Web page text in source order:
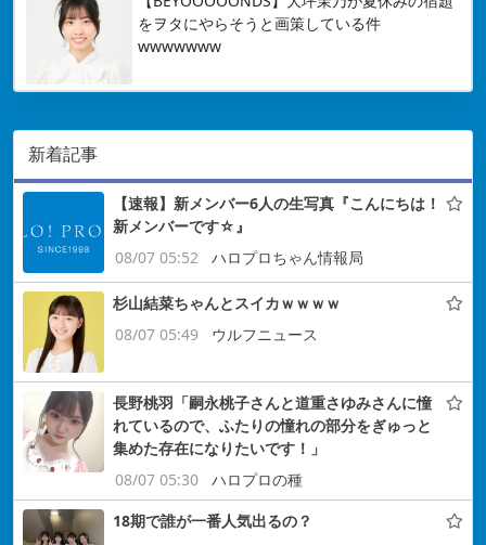
をヲタにやらそうと画策している件
wwwwwww
新着記事
【速報】新メンバー6人の生写真『こんにちは！
新メンバーです☆』
08/07 05:52
ハロプロちゃん情報局
杉山結菜ちゃんとスイカｗｗｗｗ
08/07 05:49
ウルフニュース
長野桃羽「嗣永桃子さんと道重さゆみさんに憧
れているので、ふたりの憧れの部分をぎゅっと
集めた存在になりたいです！」
08/07 05:30
ハロプロの種
18期で誰が一番人気出るの？